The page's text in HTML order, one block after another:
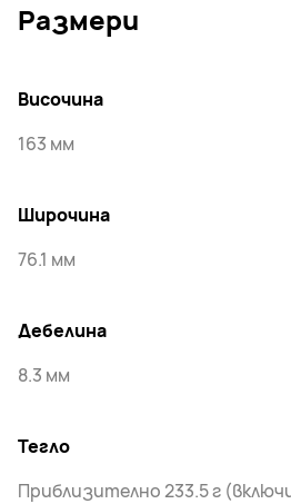
Размери
Височина
163 мм
Широчина
76.1 мм
Дебелина
8.3 мм
Тегло
Приблизително 233.5 г